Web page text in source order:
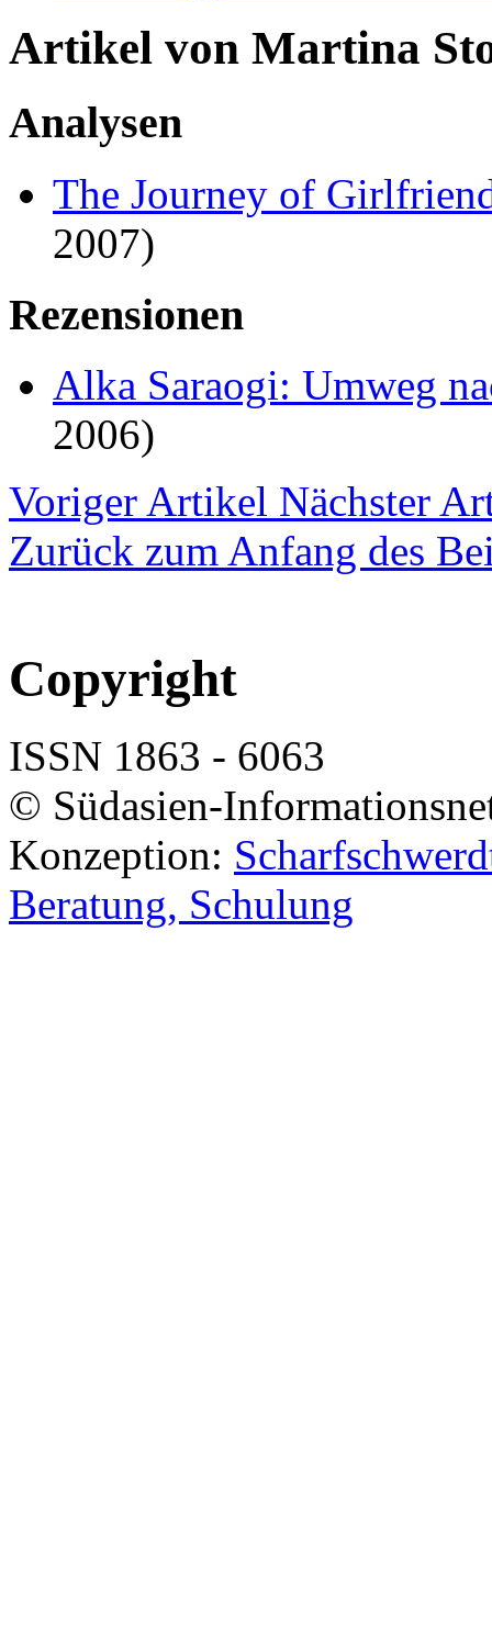
Artikel von Martina
Analysen
The Journey of
2007)
Rezensionen
Alka Saraogi: Umweg
2006)
Voriger Artikel Nächster
Zurück zum Anfang des
Copyright
ISSN 1863 - 6063
© Südasien-
Konzeption:
Beratung, Schulung